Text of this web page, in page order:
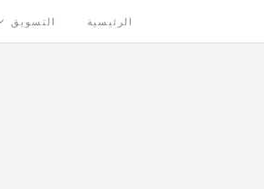
الرئيسية التسويق